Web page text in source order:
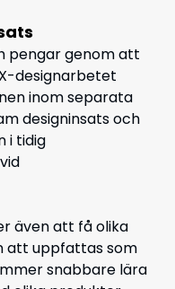
pengar genom att
designarbetet
inom separata
designinsats och
i tidig
även att få olika
att uppfattas som
snabbare lära